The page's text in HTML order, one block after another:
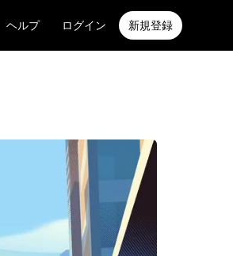
ヘルプ ログイン 新規登録